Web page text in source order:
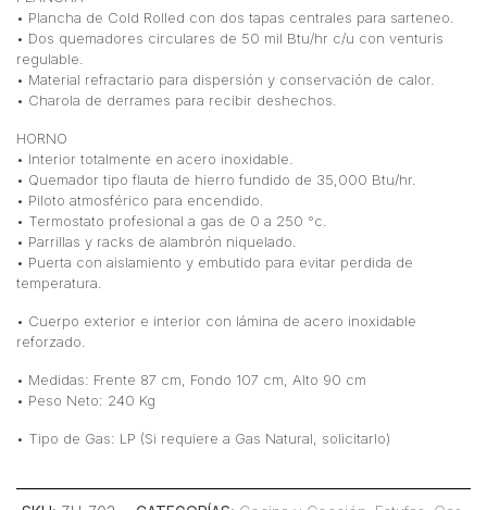
• Plancha de Cold Rolled con dos tapas centrales para sarteneo.
• Dos quemadores circulares de 50 mil Btu/hr c/u con venturis
regulable.
• Material refractario para dispersión y conservación de calor.
• Charola de derrames para recibir deshechos.
HORNO
• Interior totalmente en acero inoxidable.
• Quemador tipo flauta de hierro fundido de 35,000 Btu/hr.
• Piloto atmosférico para encendido.
• Termostato profesional a gas de 0 a 250 °c.
• Parrillas y racks de alambrón niquelado.
• Puerta con aislamiento y embutido para evitar perdida de
temperatura.
• Cuerpo exterior e interior con lámina de acero inoxidable
reforzado.
• Medidas: Frente 87 cm, Fondo 107 cm, Alto 90 cm
• Peso Neto: 240 Kg
• Tipo de Gas: LP (Si requiere a Gas Natural, solicitarlo)